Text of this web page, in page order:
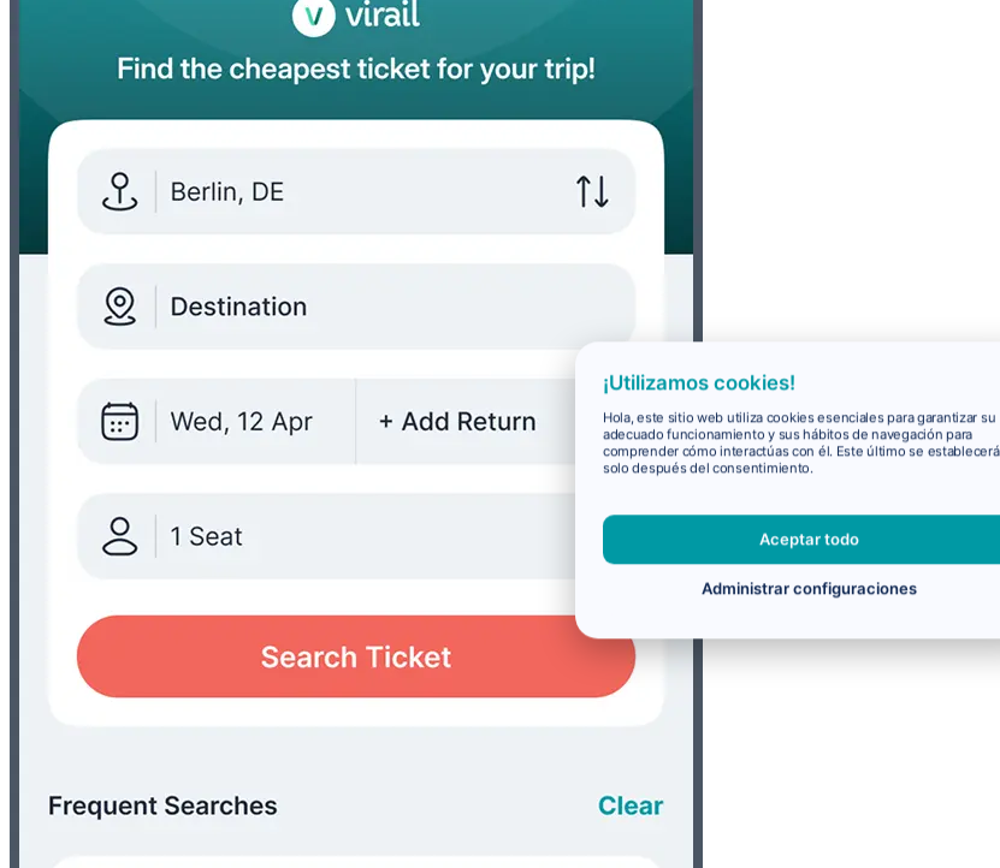
¡Utilizamos cookies!
Hola, este sitio web utiliza cookies esenciales para garantizar su
adecuado funcionamiento y sus hábitos de navegación para
comprender cómo interactúas con él. Este último se establecerá
solo después del consentimiento.
Aceptar todo
Administrar configuraciones